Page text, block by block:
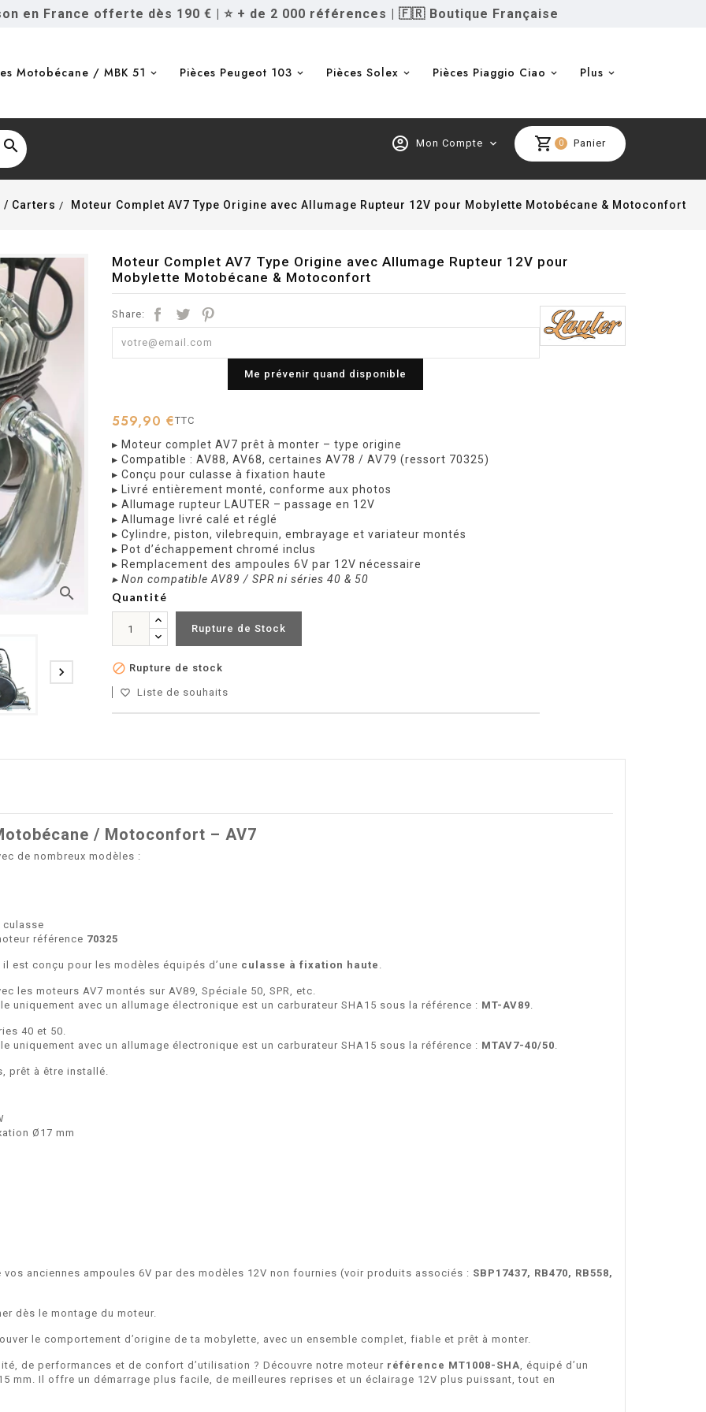
en France offerte dès 190 € | ⭐ + de 2 000 références | 🇫🇷 Boutique Française
Motobécane / MBK 51 Pièces Peugeot 103 Pièces Solex Pièces Piaggio Ciao Plus
 shopping_cart 0 Panier
account_circle Mon Compte expand_more
/ Carters Moteur Complet AV7 Type Origine avec Allumage Rupteur 12V pour Mobylette Motobécane & Motoconfort
search

Moteur Complet AV7 Type Origine avec Allumage Rupteur 12V pour
Mobylette Motobécane & Motoconfort
Share:
Me prévenir quand disponible
559,90 €TTC
▸ Moteur complet AV7 prêt à monter – type origine
▸ Compatible : AV88, AV68, certaines AV78 / AV79 (ressort 70325)
▸ Conçu pour culasse à fixation haute
▸ Livré entièrement monté, conforme aux photos
▸ Allumage rupteur LAUTER – passage en 12V
▸ Allumage livré calé et réglé
▸ Cylindre, piston, vilebrequin, embrayage et variateur montés
▸ Pot d’échappement chromé inclus
▸ Remplacement des ampoules 6V par 12V nécessaire
▸ Non compatible AV89 / SPR ni séries 40 & 50
Quantité
Rupture de Stock
 Rupture de stock
favorite_border Liste de souhaits
/ Motoconfort – AV7
de nombreux modèles :
culasse
référence 70325
est conçu pour les modèles équipés d’une culasse à fixation haute
les moteurs AV7 montés sur AV89, Spéciale 50, SPR, etc.
uniquement avec un allumage électronique est un carburateur SHA15 sous la référence : MT-AV89
40 et 50.
uniquement avec un allumage électronique est un carburateur SHA15 sous la référence : MTAV7-40/50
prêt à être installé.
Ø17 mm
anciennes ampoules 6V par des modèles 12V non fournies (voir produits associés : SBP17437, RB470, RB558,
dès le montage du moteur.
le comportement d’origine de ta mobylette, avec un ensemble complet, fiable et prêt à monter.
de performances et de confort d’utilisation ? Découvre notre moteur référence MT1008-SHA , équipé d’un
mm. Il offre un démarrage plus facile, de meilleures reprises et un éclairage 12V plus puissant, tout en